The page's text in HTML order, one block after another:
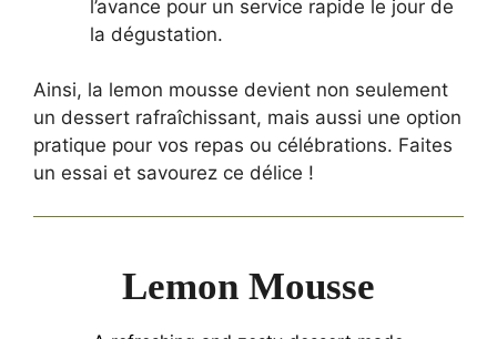
l’avance pour un service rapide le jour de
la dégustation.
Ainsi, la lemon mousse devient non seulement
un dessert rafraîchissant, mais aussi une option
pratique pour vos repas ou célébrations. Faites
un essai et savourez ce délice !
Lemon Mousse